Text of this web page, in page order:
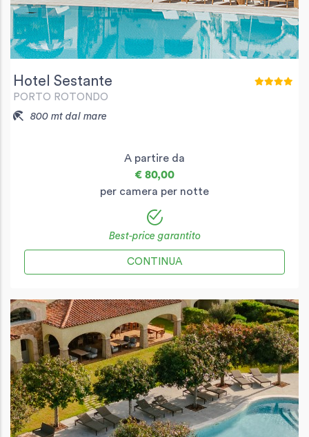
Hotel Sestante
PORTO ROTONDO
800 mt dal mare
A partire da
€ 80,00
per camera per notte
Best-price garantito
CONTINUA